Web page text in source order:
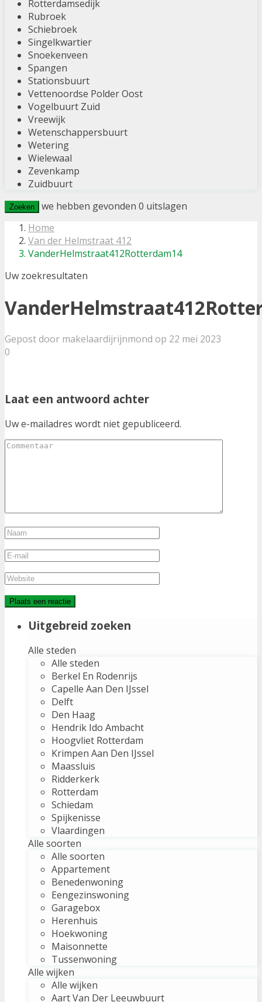
Rotterdamsedijk
Rubroek
Schiebroek
Singelkwartier
Snoekenveen
Spangen
Stationsbuurt
Vettenoordse Polder Oost
Vogelbuurt Zuid
Vreewijk
Wetenschappersbuurt
Wetering
Wielewaal
Zevenkamp
Zuidbuurt
Zoeken we hebben gevonden 0 uitslagen
Home
Van der Helmstraat 412
VanderHelmstraat412Rotterdam14
Uw zoekresultaten
Gepost door makelaardijrijnmond op 22 mei 2023
0
Laat een antwoord achter
Uw e-mailadres wordt niet gepubliceerd.
Uitgebreid zoeken
Alle steden
Alle steden
Berkel En Rodenrijs
Capelle Aan Den IJssel
Delft
Den Haag
Hendrik Ido Ambacht
Hoogvliet Rotterdam
Krimpen Aan Den IJssel
Maassluis
Ridderkerk
Rotterdam
Schiedam
Spijkenisse
Vlaardingen
Alle soorten
Alle soorten
Appartement
Benedenwoning
Eengezinswoning
Garagebox
Herenhuis
Hoekwoning
Maisonnette
Tussenwoning
Alle wijken
Alle wijken
Aart Van Der Leeuwbuurt